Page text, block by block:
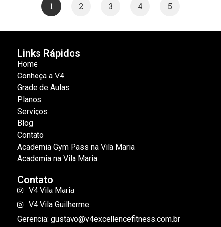
1 2 3 4 5
Links Rápidos
Home
Conheça a V4
Grade de Aulas
Planos
Serviços
Blog
Contato
Academia Gym Pass na Vila Maria
Academia na Vila Maria
Contato
V4 Vila Maria
V4 Vila Guilherme
Gerencia: gustavo@v4excellencefitness.com.br